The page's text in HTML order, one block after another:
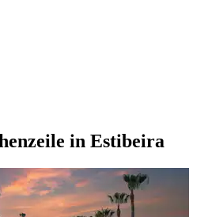
in Estibeira